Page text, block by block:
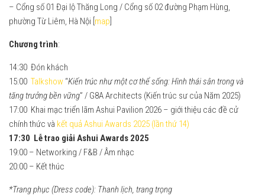
2024
2023
2022
2021
2020
2018
2017
2016
– Cổng số 01 Đại lộ Thăng Long / Cổng số 02 đường Phạm Hùng,
phường Từ Liêm, Hà Nội [ map
Chương trình:
14:30 Đón khách
15:00 Talkshow “Kiến trúc như một cơ thể sống: Hình thái sân trong và
tăng trưởng bền vững” / G8A Architects (Kiến trúc sư của Năm 2025)
17:00 Khai mạc triển lãm Ashui Pavilion 2026 – giới thiệu các đề cử
chính thức và kết quả Ashui Awards 2025 (lần thứ 14)
17:30 Lễ trao giải Ashui Awards 2025
19:00 – Networking / F&B / Âm nhạc
20:00 – Kết thúc
*Trang phục (Dress code): Thanh lịch, trang trọng